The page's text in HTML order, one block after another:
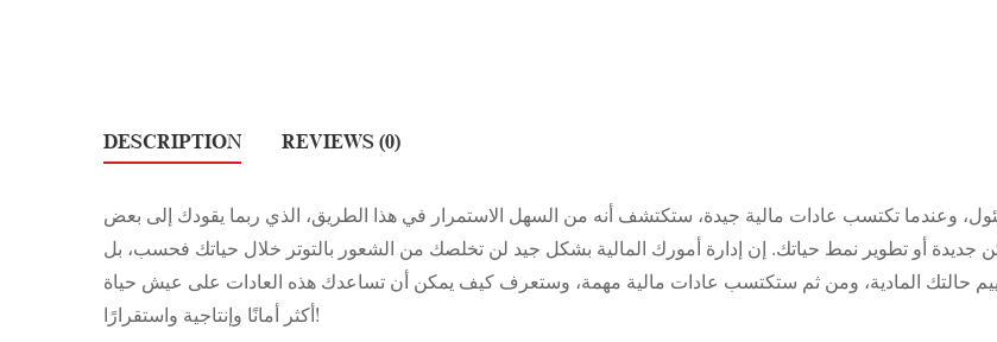
DESCRIPTION REVIEWS (0)
وعندما تكتسب عادات مالية جيدة، ستكتشف أنه من السهل الاستمرار في هذا الطريق، الذي ربما يقودك إلى بعض
جديدة أو تطوير نمط حياتك. إن إدارة أمورك المالية بشكل جيد لن تخلصك من الشعور بالتوتر خلال حياتك فحسب، بل
حالتك المادية، ومن ثم ستكتسب عادات مالية مهمة، وستعرف كيف يمكن أن تساعدك هذه العادات على عيش حياة
أكثر أمانًا وإنتاجية واستقرارًا!